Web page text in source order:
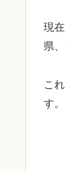
現
県
こ
す。